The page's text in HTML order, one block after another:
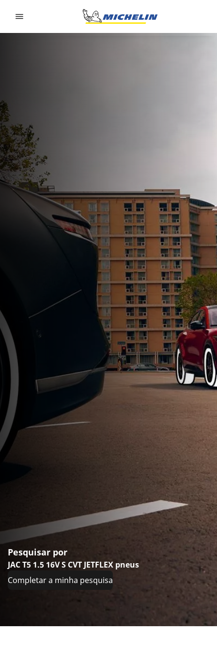
Pesquisar por
JAC T5 1.5 16V S CVT JETFLEX pneus
Completar a minha pesquisa